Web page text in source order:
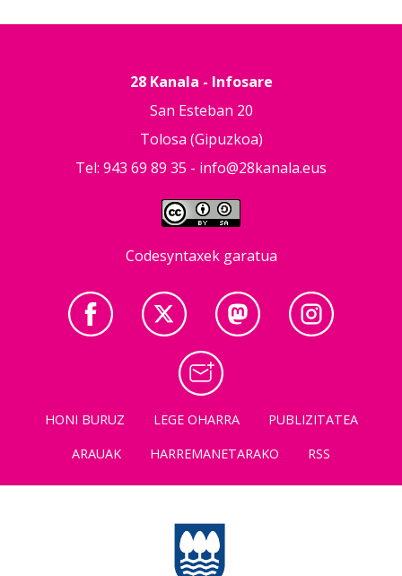
28 Kanala - Infosare
San Esteban 20
Tolosa (Gipuzkoa)
Tel: 943 69 89 35 - info@28kanala.eus
Codesyntaxek garatua
HONI BURUZ LEGE OHARRA
PUBLIZITATEA
ARAUAK
HARREMANETARAKO RSS